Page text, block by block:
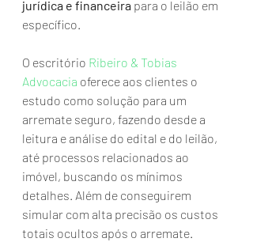
jurídica e financeira para o leilão em
específico.
O escritório Ribeiro & Tobias
Advocacia oferece aos clientes o
estudo como solução para um
arremate seguro, fazendo desde a
leitura e análise do edital e do leilão,
até processos relacionados ao
imóvel, buscando os mínimos
detalhes. Além de conseguirem
simular com alta precisão os custos
totais ocultos após o arremate.